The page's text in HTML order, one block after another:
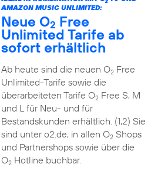
2
AMAZON MUSIC UNLIMITED:
Neue O2 Free
Unlimited Tarife ab
sofort erhältlich
Ab heute sind die neuen O2Free
Unlimited-Tarife sowie die
überarbeiteten Tarife O2Free S, M
und L für Neu- und für
Bestandskunden erhältlich. (1,2) Sie
sind unter o2.de, in allen O2Shops
und Partnershops sowie über die
O2Hotline buchbar.